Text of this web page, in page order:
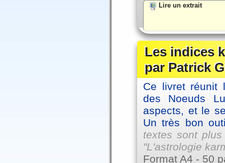
Lire un extrait
Les indices
par Patrick
Ce livret réunit
des Noeuds
aspects, et le
Un très bon
textes sont
"L'astrologie
Format A4 - 50